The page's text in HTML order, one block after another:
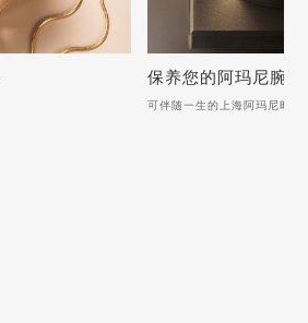
保养您的阿玛尼腕表
可伴随一生的上海阿玛尼时计